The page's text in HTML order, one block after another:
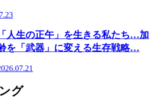
「人生の正午」を生きる私たち…加
を「武器」に変える生存戦略…
グ